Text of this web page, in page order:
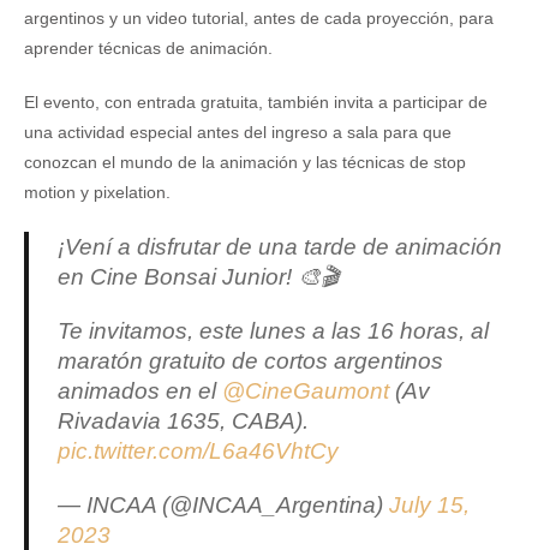
argentinos y un video tutorial, antes de cada proyección, para
aprender técnicas de animación.
El evento, con entrada gratuita, también invita a participar de
una actividad especial antes del ingreso a sala para que
conozcan el mundo de la animación y las técnicas de stop
motion y pixelation.
¡Vení a disfrutar de una tarde de animación
en Cine Bonsai Junior! 🎨🎬
Te invitamos, este lunes a las 16 horas, al
maratón gratuito de cortos argentinos
animados en el @CineGaumont(Av
Rivadavia 1635, CABA).
pic.twitter.com/L6a46VhtCy
— INCAA (@INCAA_Argentina) July 15,
2023